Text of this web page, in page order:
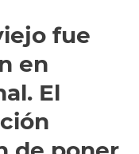
fue
en
El